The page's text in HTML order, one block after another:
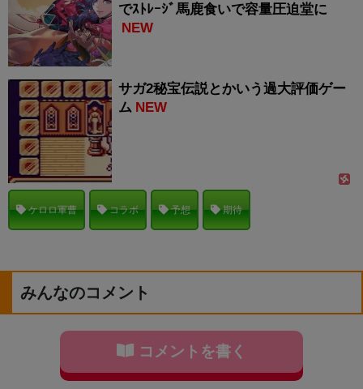
でｽﾄﾚｰｼﾞ馬鹿食いで容量圧迫堂に
NEW
サガ2秘宝伝説とかいう過大評価ゲー
ム NEW
ケロロ軍曹 コラボ 予想 期待
みんなのコメント
コメントを書く